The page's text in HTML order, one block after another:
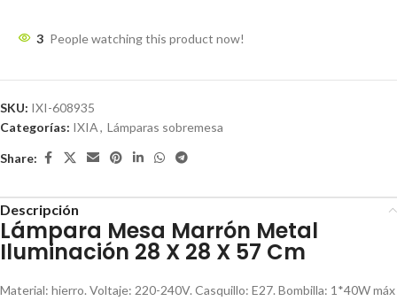
3 People watching this product now!
SKU: IXI-608935
Categorías: IXIA, Lámparas sobremesa
Share:
Descripción
Lámpara Mesa Marrón Metal
Iluminación 28 X 28 X 57 Cm
Material: hierro. Voltaje: 220-240V. Casquillo: E27. Bombilla: 1*40W máx